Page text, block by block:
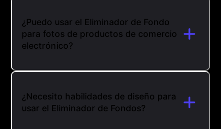
¿Puedo usar el Eliminador de Fondo
para fotos de productos de comercio
electrónico?
¿Necesito habilidades de diseño para
usar el Eliminador de Fondos?